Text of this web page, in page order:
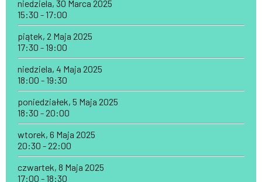
niedziela, 30 Marca 2025
15:30 - 17:00
piątek, 2 Maja 2025
17:30 - 19:00
niedziela, 4 Maja 2025
18:00 - 19:30
poniedziałek, 5 Maja 2025
18:30 - 20:00
wtorek, 6 Maja 2025
20:30 - 22:00
czwartek, 8 Maja 2025
17:00 - 18:30